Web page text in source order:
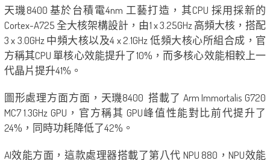
天璣8400 基於台積電4nm 工藝打造，其CPU 採用採新的
Cortex-A725 全大核架構設計，由1 x 3.25GHz 高頻大核，搭配
3 x 3.0GHz 中頻大核以及4 x 2.1GHz 低頻大核心所組合成，官
方稱其CPU 單核心效能提升了10%，而多核心效能相較上一
代晶片提升41%。
圖形處理方面方面，天璣8400 搭載了 Arm Immortalis G720
MC7 1.3GHz GPU，官方稱其 GPU峰值性能對比前代提升了
24%，同時功耗降低了42%。
AI效能方面，這款處理器搭載了第八代 NPU 880，NPU效能